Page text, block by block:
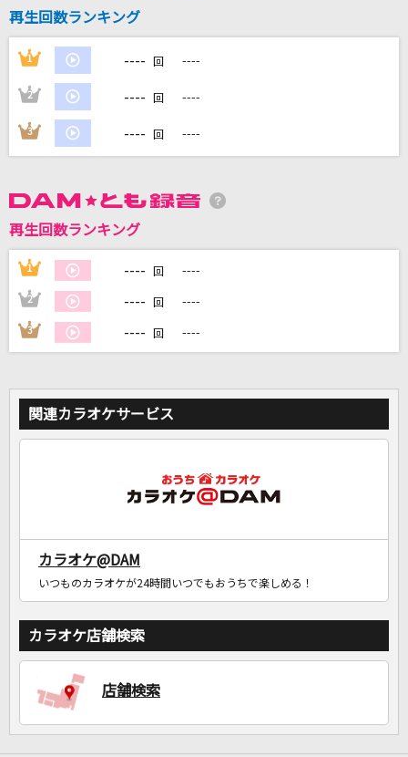
ミキト(みきとP) feat.初音ミク
カラオケ最新情報をチェック！
再生回数ランキング
1 ---- 回 ----
2 ---- 回 ----
3 ---- 回 ----
再生回数ランキング
1 ---- 回 ----
2 ---- 回 ----
3 ---- 回 ----
関連カラオケサービス
カラオケ@DAM
いつものカラオケが24時間いつでもおうちで楽しめる！
カラオケ店舗検索
店舗検索